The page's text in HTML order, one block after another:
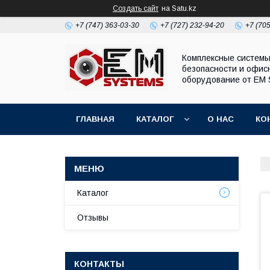
Создать сайт на Satu.kz
+7 (747) 363-03-30 +7 (727) 232-94-20 +7
Комплексные системы
безопасности и
оборудование от EM
ГЛАВНАЯ КАТАЛОГ О НАС
Каталог
Отзывы
КОНТАКТЫ